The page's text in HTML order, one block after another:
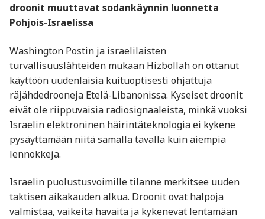
droonit muuttavat sodankäynnin luonnetta
Pohjois-Israelissa
Washington Postin ja israelilaisten
turvallisuuslähteiden mukaan Hizbollah on ottanut
käyttöön uudenlaisia kuituoptisesti ohjattuja
räjähdedrooneja Etelä-Libanonissa. Kyseiset droonit
eivät ole riippuvaisia radiosignaaleista, minkä vuoksi
Israelin elektroninen häirintäteknologia ei kykene
pysäyttämään niitä samalla tavalla kuin aiempia
lennokkeja.
Israelin puolustusvoimille tilanne merkitsee uuden
taktisen aikakauden alkua. Droonit ovat halpoja
valmistaa, vaikeita havaita ja kykenevät lentämään